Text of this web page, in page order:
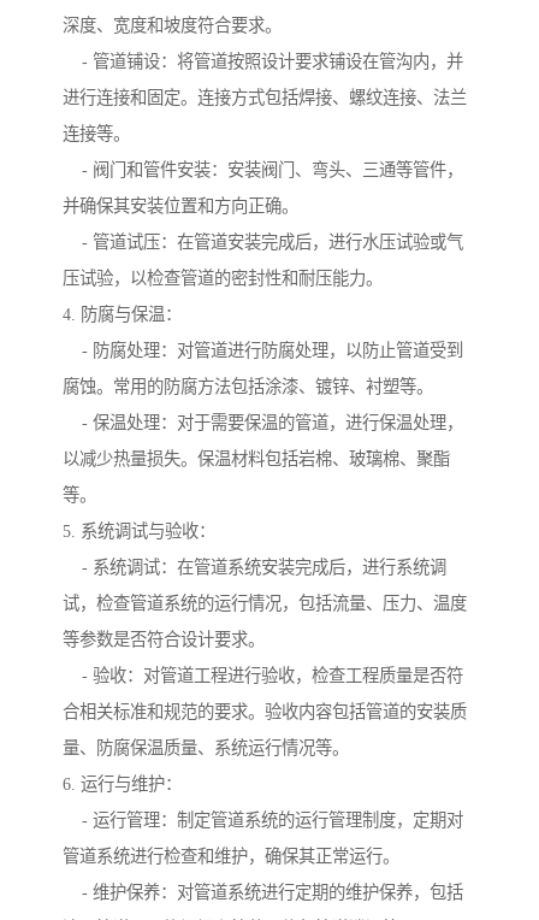
深度、宽度和坡度符合要求。
- 管道铺设：将管道按照设计要求铺设在管沟内，并
进行连接和固定。连接方式包括焊接、螺纹连接、法兰
连接等。
- 阀门和管件安装：安装阀门、弯头、三通等管件，
并确保其安装位置和方向正确。
- 管道试压：在管道安装完成后，进行水压试验或气
压试验，以检查管道的密封性和耐压能力。
4. 防腐与保温：
- 防腐处理：对管道进行防腐处理，以防止管道受到
腐蚀。常用的防腐方法包括涂漆、镀锌、衬塑等。
- 保温处理：对于需要保温的管道，进行保温处理，
以减少热量损失。保温材料包括岩棉、玻璃棉、聚酯
等。
5. 系统调试与验收：
- 系统调试：在管道系统安装完成后，进行系统调
试，检查管道系统的运行情况，包括流量、压力、温度
等参数是否符合设计要求。
- 验收：对管道工程进行验收，检查工程质量是否符
合相关标准和规范的要求。验收内容包括管道的安装质
量、防腐保温质量、系统运行情况等。
6. 运行与维护：
- 运行管理：制定管道系统的运行管理制度，定期对
管道系统进行检查和维护，确保其正常运行。
- 维护保养：对管道系统进行定期的维护保养，包括